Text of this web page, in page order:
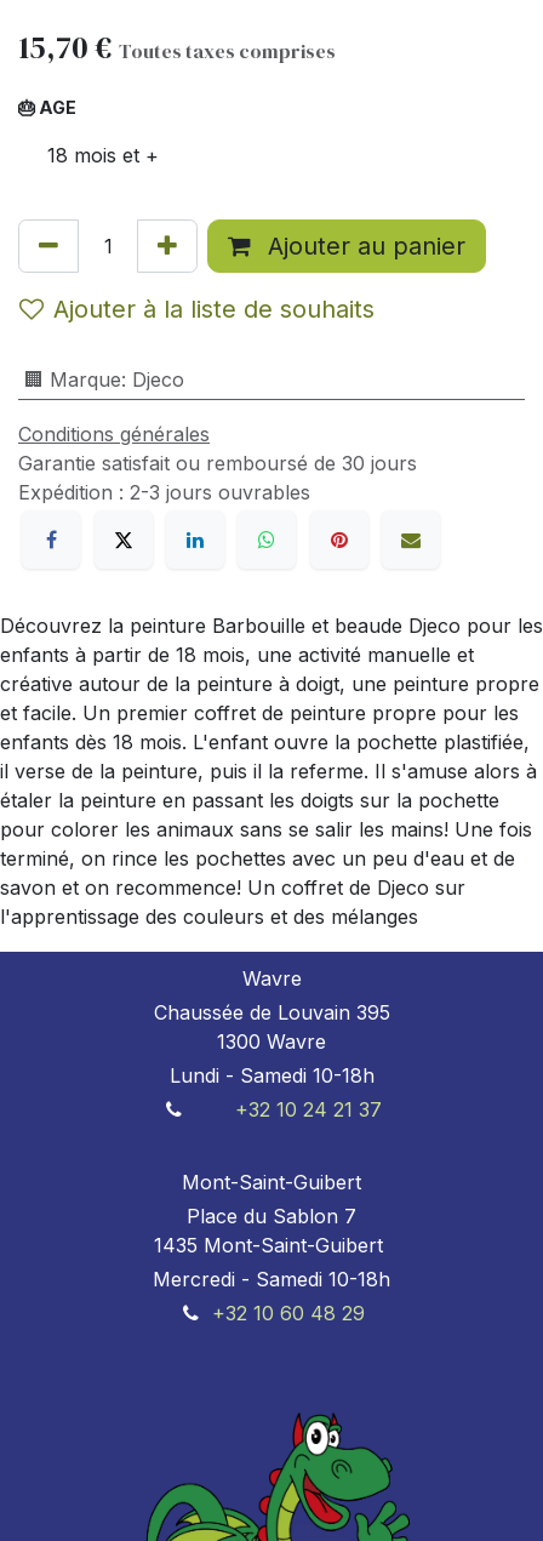
15,70€ Toutes taxes comprises
🎂 AGE
18 mois et +
Ajouter au panier
Ajouter à la liste de souhaits
🏢 Marque: Djeco
Conditions générales
Garantie satisfait ou remboursé de 30 jours
Expédition : 2-3 jours ouvrables
Découvrez la peinture Barbouille et beaude Djeco pour les
enfants à partir de 18 mois, une activité manuelle et
créative autour de la peinture à doigt, une peinture propre
et facile. Un premier coffret de peinture propre pour les
enfants dès 18 mois. L'enfant ouvre la pochette plastifiée,
il verse de la peinture, puis il la referme. Il s'amuse alors à
étaler la peinture en passant les doigts sur la pochette
pour colorer les animaux sans se salir les mains! Une fois
terminé, on rince les pochettes avec un peu d'eau et de
savon et on recommence! Un coffret de Djeco sur
l'apprentissage des couleurs et des mélanges
Wavre
Chaussée de Louvain 395
1300 Wavre
Lundi - Samedi 10-18h
+32 10 24 21 37
Mont-Saint-Guibert
Place du Sablon 7
1435 Mont-Saint-Guibert
Mercredi - Samedi 10-18h
+32 10 60 48 29